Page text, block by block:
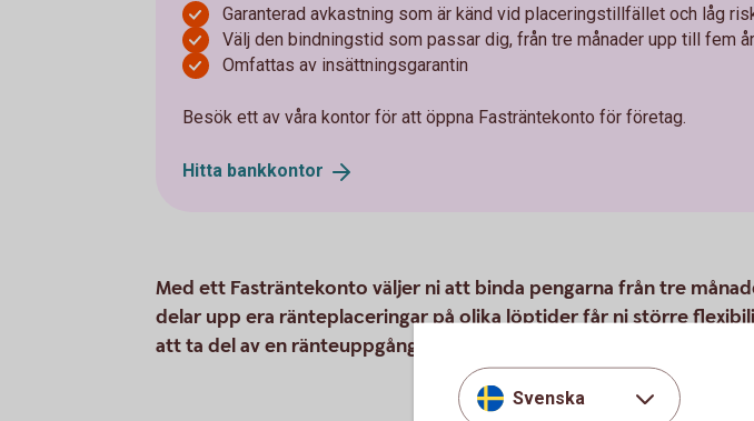
Garanterad avkastning som är känd vid placeringstillfället och låg
Välj den bindningstid som passar dig, från tre månader upp till fem år
Omfattas av insättningsgarantin
Besök ett av våra kontor för att öppna Fasträntekonto för företag.
Hitta bankkontor
Med ett Fasträntekonto väljer ni att binda pengarna från tre
delar upp era ränteplaceringar på olika löptider får ni större
att ta del av en ränteuppgång.
Svenska